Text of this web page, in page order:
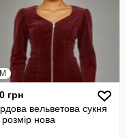
грн
вельветова сукня
нова